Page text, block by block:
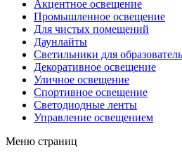
Акцентное освещение
Промышленное освещение
Для чистых помещений
Даунлайты
Светильники для
Декоративное освещение
Уличное освещение
Спортивное освещение
Светодиодные ленты
Управление освещением
Меню страниц